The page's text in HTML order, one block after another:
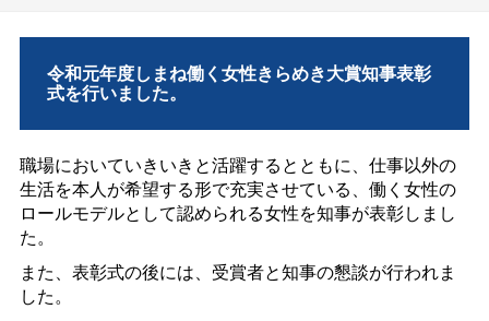
令和元年度しまね働く女性きらめき大賞知事表彰
式を行いました。
職場においていきいきと活躍するとともに、仕事以外の
生活を本人が希望する形で充実させている、働く女性の
ロールモデルとして認められる女性を知事が表彰しまし
た。
また、表彰式の後には、受賞者と知事の懇談が行われま
した。